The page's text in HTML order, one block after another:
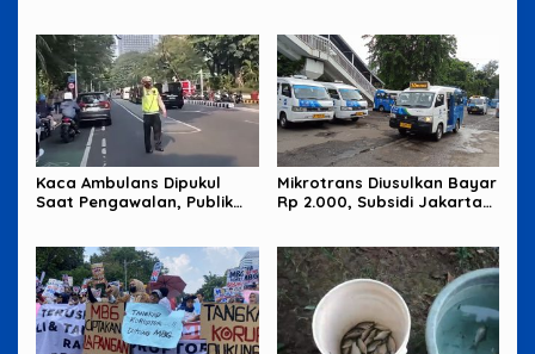
Kaca Ambulans Dipukul
Saat Pengawalan, Publik
Mikrotrans Diusulkan Bayar
Rp 2.000, Subsidi Jakarta